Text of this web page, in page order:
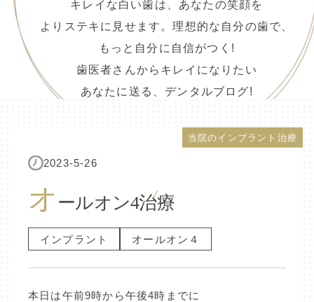
キレイな白い歯は、あなたの笑顔を
よりステキに見せます。理想的な自分の歯で、
もっと自分に自信がつく!
歯医者さんからキレイになりたい
あなたに送る、デンタルブログ!
当院のインプラント治療
2023-5-26
オ ールオン4治療
インプラント オールオン４
本日は午前9時から午後4時までに